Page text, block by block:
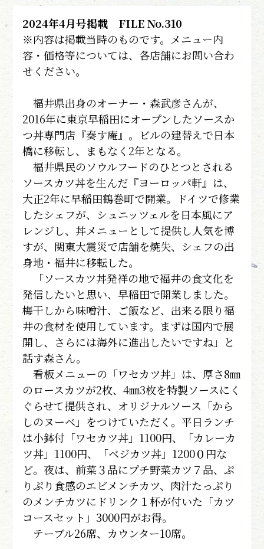
2024年4月号掲載 FILE No.310
※内容は掲載当時のものです。メニュー内
容・価格等については、各店舗にお問い合わ
せください。
福井県出身のオーナー・森武彦さんが、
2016年に東京早稲田にオープンしたソースか
つ丼専門店『奏す庵』。ビルの建替えで日本
橋に移転し、まもなく2年となる。
福井県民のソウルフードのひとつとされる
ソースカツ丼を生んだ『ヨーロッパ軒』は、
大正2年に早稲田鶴巻町で開業。ドイツで修業
したシェフが、シュニッツェルを日本風にア
レンジし、丼メニューとして提供し人気を博
すが、関東大震災で店舗を焼失、シェフの出
身地・福井に移転した。
「ソースカツ丼発祥の地で福井の食文化を
発信したいと思い、早稲田で開業しました。
梅干しから味噌汁、ご飯など、出来る限り福
井の食材を使用しています。まずは国内で展
開し、さらには海外に進出したいですね」と
話す森さん。
看板メニューの「ワセカツ丼」は、厚さ8㎜
のロースカツが2枚、4㎜3枚を特製ソースにく
ぐらせて提供され、オリジナルソース「から
しのヌーベ」をつけていただく。平日ランチ
は小鉢付「ワセカツ丼」1100円、「カレーカ
ツ丼」1100円、「ベジカツ丼」1200０円な
ど。夜は、前菜３品にプチ野菜カツ７品、ぷ
りぷり食感のエビメンチカツ、肉汁たっぷり
のメンチカツにドリンク１杯が付いた「カツ
コースセット」3000円がお得。
テーブル26席、カウンター10席。